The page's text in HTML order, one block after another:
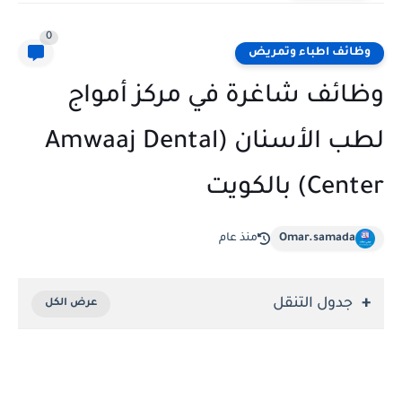
وظائف اطباء وتمريض
0
وظائف شاغرة في مركز أمواج
لطب الأسنان (Amwaaj Dental
Center) بالكويت
Omar.samada منذ عام
جدول التنقل